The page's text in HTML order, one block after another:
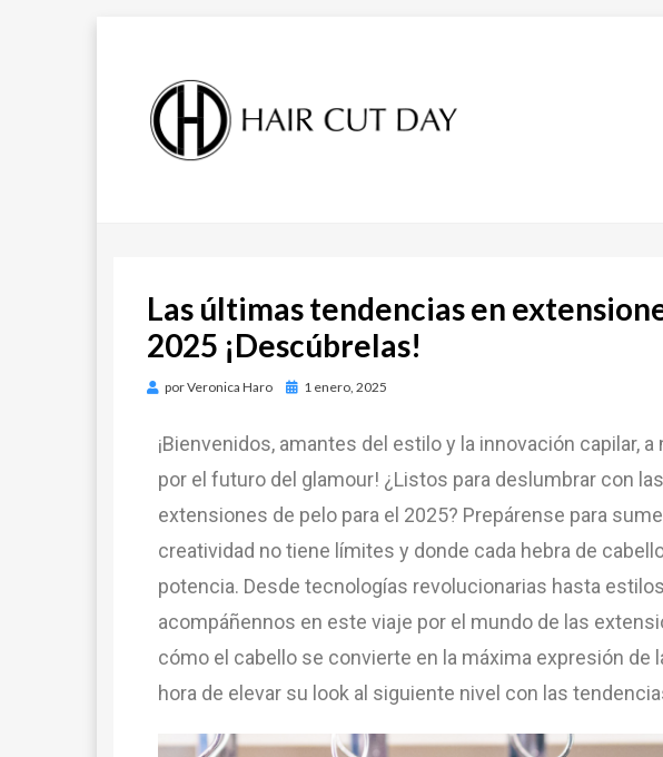
HAIR CUT DAY
Las últimas tendencias en
2025 ¡Descúbrelas!
porVeronica Haro 1 enero, 2025
¡Bienvenidos, amantes del estilo y la innovación capilar,
por el futuro del glamour! ¿Listos para deslumbrar con
extensiones de pelo para el 2025? Prepárense para
creatividad no tiene límites y donde cada hebra de
potencia. Desde tecnologías revolucionarias hasta
acompáñennos en este viaje por el mundo de las
cómo el cabello se convierte en la máxima expresión de
hora de elevar su look al siguiente nivel con las